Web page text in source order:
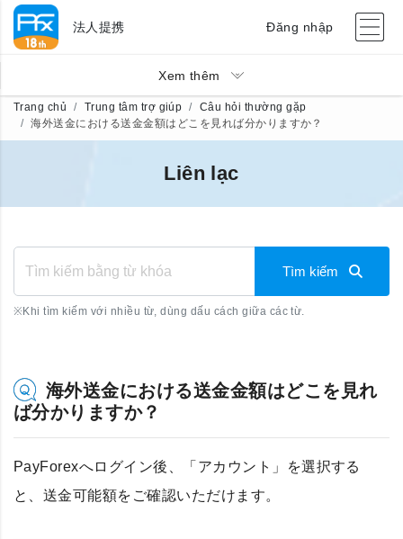
法人提携 Đăng nhập
Xem thêm
Trang chủ Trung tâm trợ giúp
Câu hỏi thường gặp
海外送金における送金金額はどこを見れば分かりますか？
Liên lạc
Tìm kiếm
※Khi tìm kiếm với nhiều từ, dùng dấu cách giữa các từ.
海外送金における送金金額はどこを見れ
ば分かりますか？
PayForexへログイン後、「アカウント」を選択する
と、送金可能額をご確認いただけます。